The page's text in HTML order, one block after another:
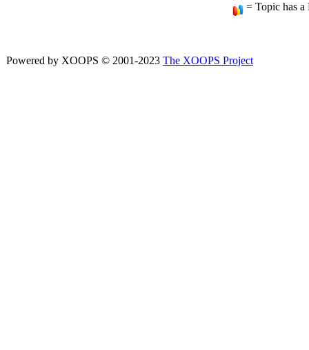
= Topic has a
Powered by XOOPS © 2001-2023 The XOOPS Project